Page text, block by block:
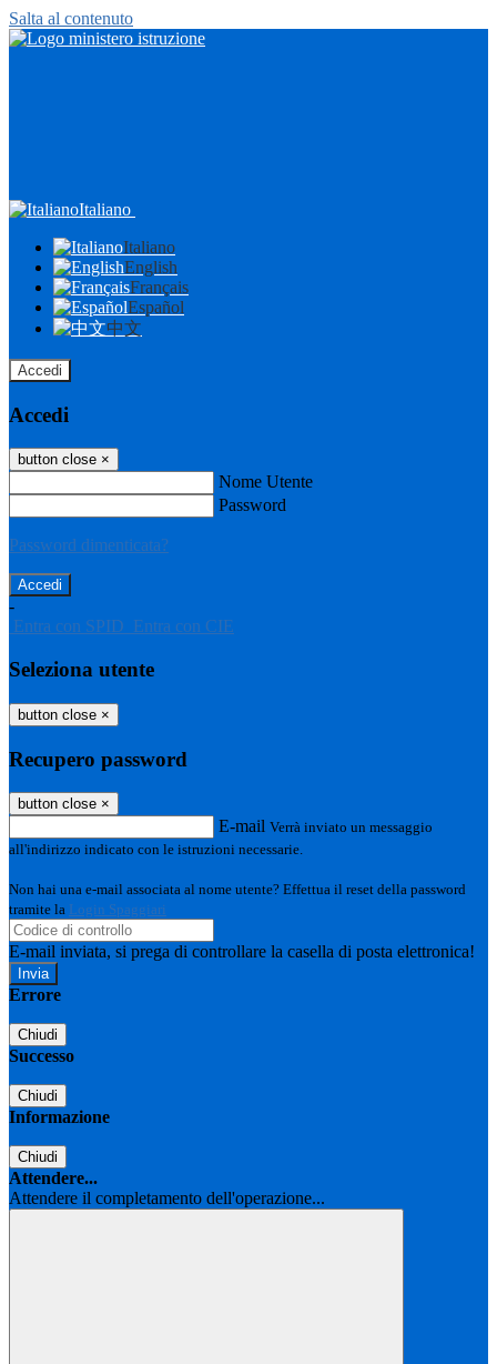
Salta al contenuto
Italiano
Italiano
English
Français
Español
中文
Accedi
Accedi
button close ×
Nome Utente
Password
Password dimenticata?
-
Entra con SPID Entra con CIE
Seleziona utente
button close ×
Recupero password
button close ×
E-mail Verrà inviato un messaggio
all'indirizzo indicato con le istruzioni necessarie.
Non hai una e-mail associata al nome utente? Effettua il reset della password
tramite la Login Spaggiari
E-mail inviata, si prega di controllare la casella di posta elettronica!
Errore
Chiudi
Successo
Chiudi
Informazione
Chiudi
Attendere...
Attendere il completamento dell'operazione...